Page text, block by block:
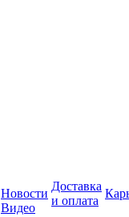
Новости
Видео
Доставка
и оплата